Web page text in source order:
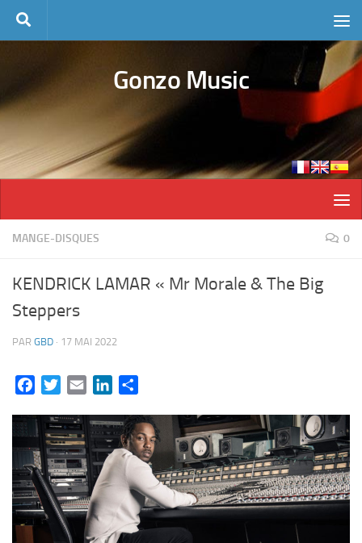
Skip to content
Gonzo Music
MANGE-DISQUES 0
KENDRICK LAMAR « Mr Morale & The Big
Steppers
PAR GBD · 17 MAI 2022
FacebookTwitterEmail LinkedIn